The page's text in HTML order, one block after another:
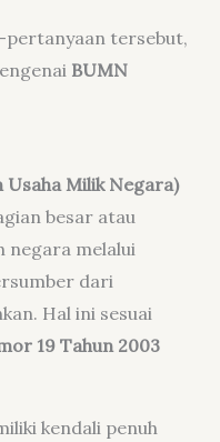
tersebut,
BUMN
Usaha Milik Negara)
besar atau
negara melalui
dari
Hal ini sesuai
19 Tahun 2003
kendali penuh